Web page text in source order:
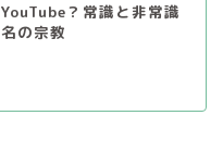
？常識と非常識
の宗教